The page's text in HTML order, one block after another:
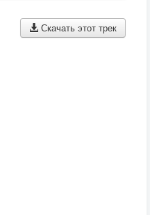
Скачать этот трек